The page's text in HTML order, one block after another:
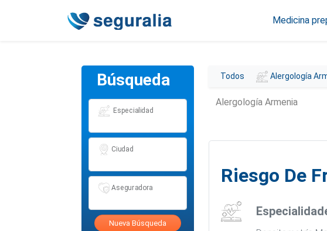
Medicina
Búsqueda
Especialidad
Ciudad
Aseguradora
Nueva Búsqueda
Todos Alergología
Alergología Armenia
Riesgo De